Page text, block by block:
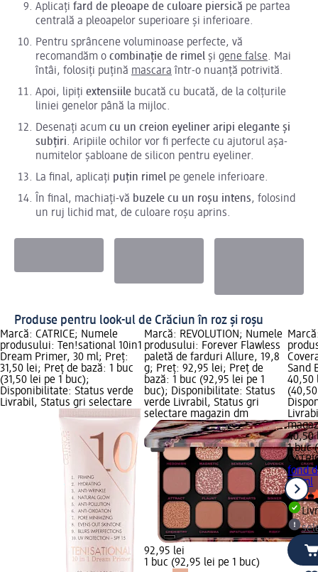
Aplicați fard de pleoape de culoare piersică pe partea
centrală a pleoapelor superioare și inferioare.
Pentru sprâncene voluminoase perfecte, vă
recomandăm o combinație de rimel și gene false. Mai
întâi, folosiți puțină mascara într-o nuanță potrivită.
Apoi, lipiți extensiile bucată cu bucată, de la colțurile
liniei genelor până la mijloc.
Desenați acum cu un creion eyeliner aripi elegante și
subțiri. Aripiile ochilor vor fi perfecte cu ajutorul așa-
numitelor șabloane de silicon pentru eyeliner.
La final, aplicați puțin rimel pe genele inferioare.
În final, machiați-vă buzele cu un roșu intens, folosind
un ruj lichid mat, de culoare roșu aprins.
Produse pentru look-ul de Crăciun în roz și roșu
Marcă: CATRICE; Numele
produsului: Ten!sational 10in1
Dream Primer, 30 ml; Preț:
31,50 lei; Preț de bază: 1 buc
(31,50 lei pe 1 buc);
Disponibilitate: Status verde
Livrabil, Status gri selectare
Marcă: REVOLUTION; Numele
produsului: Forever Flawless
paletă de farduri Allure, 19,8
g; Preț: 92,95 lei; Preț de
bază: 1 buc (92,95 lei pe 1
buc); Disponibilitate: Status
verde Livrabil, Status gri
selectare magazin dm
92,95 lei
1 buc (92,95 lei pe 1 buc)
Sand
40,50
40,50
1 buc
fond
30 ml